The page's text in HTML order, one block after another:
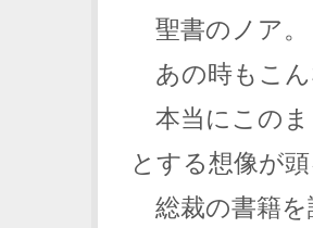
聖書のノア。
あの時もこ
本当にこの
とする想像が頭
総裁の書籍を